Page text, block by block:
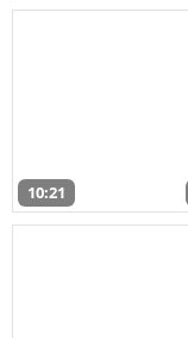
10:21